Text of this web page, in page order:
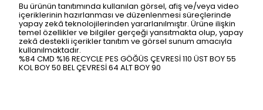
Bu ürünün tanıtımında kullanılan görsel, afiş ve/veya video
içeriklerinin hazırlanması ve düzenlenmesi süreçlerinde
yapay zekâ teknolojilerinden yararlanılmıştır. Ürüne ilişkin
temel özellikler ve bilgiler gerçeği yansıtmakta olup, yapay
zekâ destekli içerikler tanıtım ve görsel sunum amacıyla
kullanılmaktadır.
%84 CMD %16 RECYCLE PES GÖĞÜS ÇEVRESİ 110 ÜST BOY 55
KOL BOY 50 BEL ÇEVRESİ 64 ALT BOY 90